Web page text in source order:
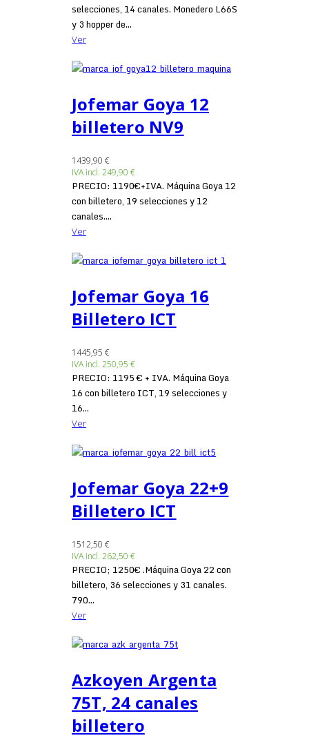
selecciones, 14 canales. Monedero L66S
y 3 hopper de...
Ver
Jofemar Goya 12
billetero NV9
1439,90 €
IVA incl. 249,90 €
PRECIO: 1190€+IVA. Máquina Goya 12
con billetero, 19 selecciones y 12
canales....
Ver
Jofemar Goya 16
Billetero ICT
1445,95 €
IVA incl. 250,95 €
PRECIO: 1195 € + IVA. Máquina Goya
16 con billetero ICT, 19 selecciones y
16...
Ver
Jofemar Goya 22+9
Billetero ICT
1512,50 €
IVA incl. 262,50 €
PRECIO; 1250€ .Máquina Goya 22 con
billetero, 36 selecciones y 31 canales.
790...
Ver
Azkoyen Argenta
75T, 24 canales
billetero